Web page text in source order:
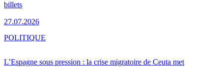
billets
27.07.2026
L’Espagne sous pression : la crise migratoire de Ceuta met
POLITIQUE